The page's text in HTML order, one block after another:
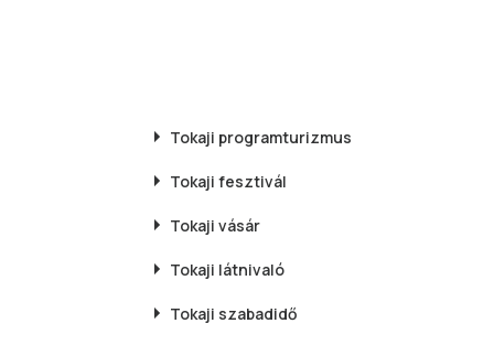
Tokaji programturizmus
Tokaji fesztivál
Tokaji vásár
Tokaji látnivaló
Tokaji szabadidő